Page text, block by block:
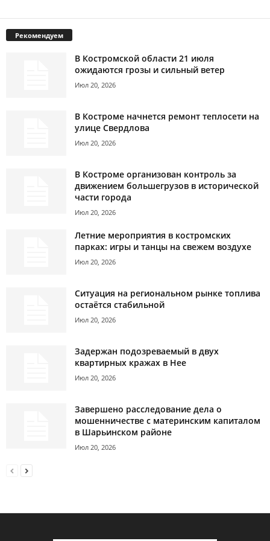
Рекомендуем
В Костромской области 21 июля
ожидаются грозы и сильный ветер
Июл 20, 2026
В Костроме начнется ремонт теплосети на
улице Свердлова
Июл 20, 2026
В Костроме организован контроль за
движением большегрузов в исторической
части города
Июл 20, 2026
Летние мероприятия в костромских
парках: игры и танцы на свежем воздухе
Июл 20, 2026
Ситуация на региональном рынке топлива
остаётся стабильной
Июл 20, 2026
Задержан подозреваемый в двух
квартирных кражах в Нее
Июл 20, 2026
Завершено расследование дела о
мошенничестве с материнским капиталом
в Шарьинском районе
Июл 20, 2026